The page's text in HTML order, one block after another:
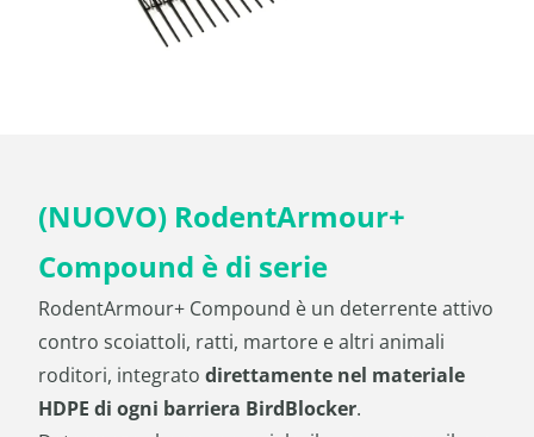
(NUOVO) RodentArmour+
Compound è di serie
RodentArmour+ Compound è un deterrente attivo
contro scoiattoli, ratti, martore e altri animali
roditori, integrato direttamente nel materiale
HDPE di ogni barriera BirdBlocker.